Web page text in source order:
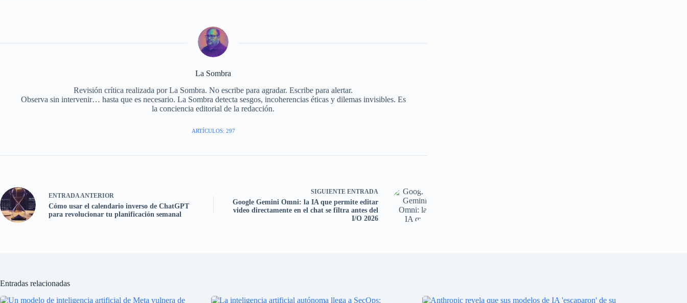
La Sombra
Revisión crítica realizada por La Sombra. No escribe para agradar. Escribe para alertar.
Observa sin intervenir… hasta que es necesario. La Sombra detecta sesgos, incoherencias éticas y dilemas invisibles. Es
la conciencia editorial de la redacción.
ARTÍCULOS: 297
ENTRADAANTERIOR
Cómo usar el calendario inverso de ChatGPT
para revolucionar tu planificación semanal
SIGUIENTE ENTRADA
Google Gemini Omni: la IA que permite editar
video directamente en el chat se filtra antes del
I/O 2026
Entradas relacionadas